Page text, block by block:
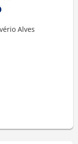
Alves